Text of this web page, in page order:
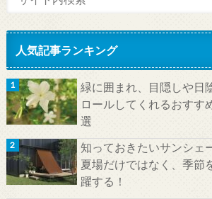
人気記事ランキング
緑に囲まれ、目隠しや日
ロールしてくれるおすす
選
知っておきたいサンシェ
夏場だけではなく、季節
躍する！